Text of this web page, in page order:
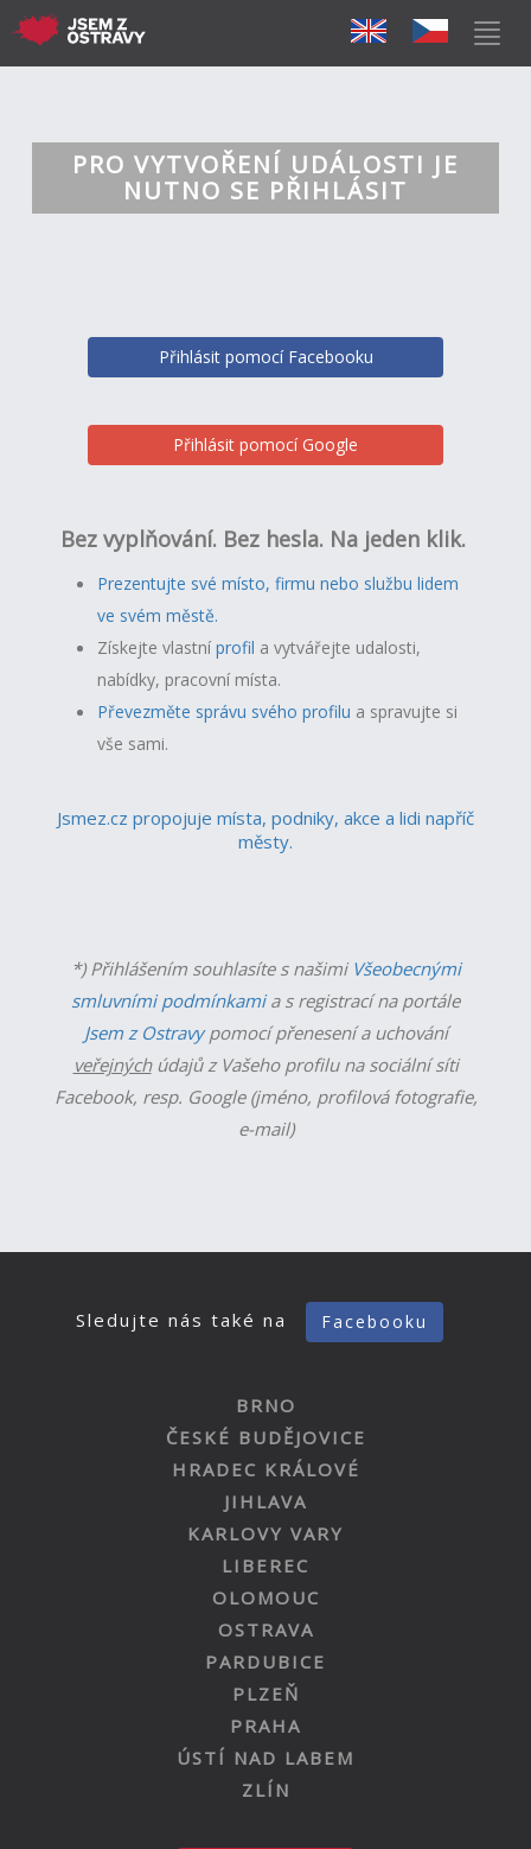
PRO VYTVOŘENÍ UDÁLOSTI JE
NUTNO SE PŘIHLÁSIT
Přihlásit pomocí Facebooku
Přihlásit pomocí Google
Bez vyplňování. Bez hesla. Na jeden klik.
Prezentujte své místo, firmu nebo službu lidem
ve svém městě.
Získejte vlastníprofil a vytvářejte udalosti,
nabídky, pracovní místa.
Převezměte správu svého profilu a spravujte si
vše sami.
Jsmez.cz propojuje místa, podniky, akce a lidi napříč
městy.
*) Přihlášením souhlasíte s našimi Všeobecnými
smluvními podmínkamia s registrací na portále
Jsem z Ostravypomocí přenesení a uchování
veřejnýchúdajů z Vašeho profilu na sociální síti
Facebook, resp. Google (jméno, profilová fotografie,
e-mail)
Sledujte nás také na Facebooku
BRNO
ČESKÉ BUDĚJOVICE
HRADEC KRÁLOVÉ
JIHLAVA
KARLOVY VARY
LIBEREC
OLOMOUC
OSTRAVA
PARDUBICE
PLZEŇ
PRAHA
ÚSTÍ NAD LABEM
ZLÍN